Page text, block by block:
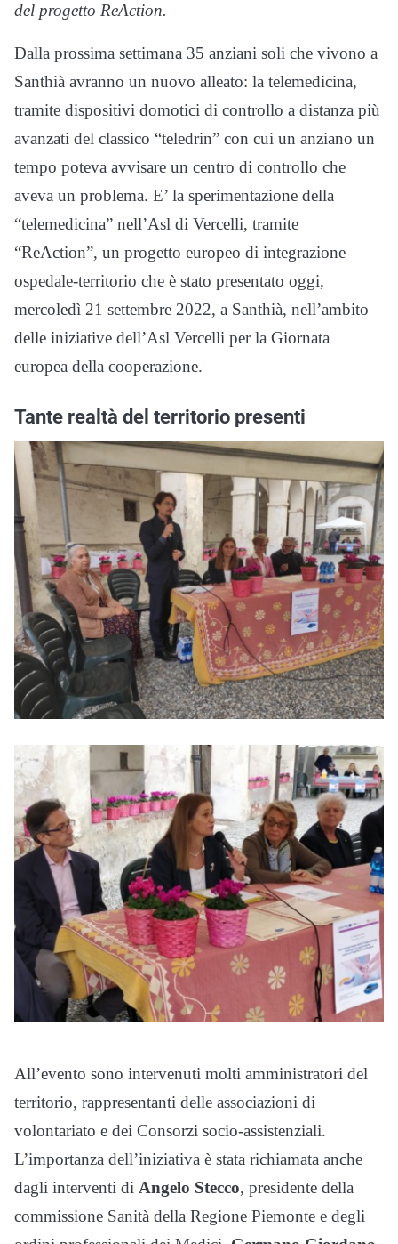
del progetto ReAction.
Dalla prossima settimana 35 anziani soli che vivono a
Santhià avranno un nuovo alleato: la telemedicina,
tramite dispositivi domotici di controllo a distanza più
avanzati del classico “teledrin” con cui un anziano un
tempo poteva avvisare un centro di controllo che
aveva un problema. E’ la sperimentazione della
“telemedicina” nell’Asl di Vercelli, tramite
“ReAction”, un progetto europeo di integrazione
ospedale-territorio che è stato presentato oggi,
mercoledì 21 settembre 2022, a Santhià, nell’ambito
delle iniziative dell’Asl Vercelli per la Giornata
europea della cooperazione.
Tante realtà del territorio presenti
All’evento sono intervenuti molti amministratori del
territorio, rappresentanti delle associazioni di
volontariato e dei Consorzi socio-assistenziali.
L’importanza dell’iniziativa è stata richiamata anche
dagli interventi di Angelo Stecco, presidente della
commissione Sanità della Regione Piemonte e degli